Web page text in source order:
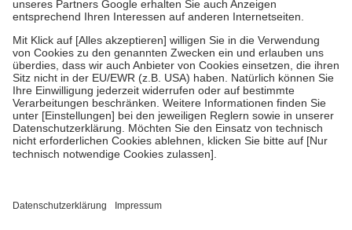
Um das Engagement der Versicherten für ihre eigene Gesundheit zu
stärken und die besondere Stellung der Familie zu unterstützen,
fallenkeine Zuzahlungenan bei:
• Kindern und Jugendlichen bis zum vollendeten 18. Lebensjahr
mit Ausnahme der Fahrkosten
• Untersuchungen zur Vorsorge und Früherkennung, die von der
GKV getragen werden
• empfohlenen Schutzimpfungen
• Harn- und Blutteststreifen
getroffen, um sicherzustellen, dass es sich um echte Bewertungen